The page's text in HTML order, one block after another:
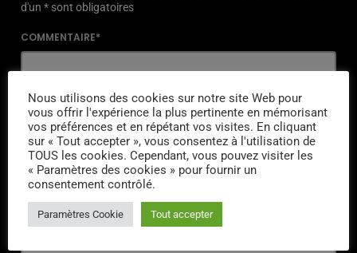
d'un * sont obligatoires
COMMENTAIRE*
NOM*
EMAIL*
Nous utilisons des cookies sur notre site Web pour
vous offrir l'expérience la plus pertinente en mémorisant
vos préférences et en répétant vos visites. En cliquant
sur « Tout accepter », vous consentez à l'utilisation de
TOUS les cookies. Cependant, vous pouvez visiter les
« Paramètres des cookies » pour fournir un
consentement contrôlé.
Paramètres Cookie Tout accepter